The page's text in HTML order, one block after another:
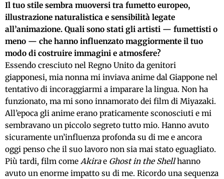
Il tuo stile sembra muoversi tra fumetto europeo,
illustrazione naturalistica e sensibilità legate
all’animazione. Quali sono stati gli artisti — fumettisti o
meno — che hanno influenzato maggiormente il tuo
modo di costruire immagini e atmosfere?
Essendo cresciuto nel Regno Unito da genitori
giapponesi, mia nonna mi inviava anime dal Giappone nel
tentativo di incoraggiarmi a imparare la lingua. Non ha
funzionato, ma mi sono innamorato dei film di Miyazaki.
All’epoca gli anime erano praticamente sconosciuti e mi
sembravano un piccolo segreto tutto mio. Hanno avuto
sicuramente un’influenza profonda su di me e ancora
oggi penso che il suo lavoro non sia mai stato eguagliato.
Più tardi, film come Akirae Ghost in the Shellhanno
avuto un enorme impatto su di me. Ricordo una sequenza